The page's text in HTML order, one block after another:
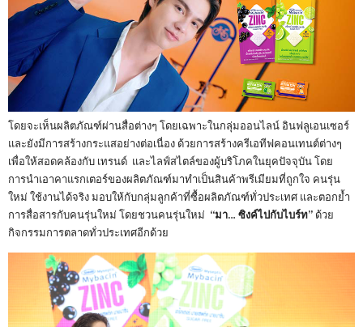
โดยจะเห็นผลิตภัณฑ์ผ่านสื่อต่างๆ โดยเฉพาะในกลุ่มออนไลน์ อินฟลูเอนเซอร์
และยังมีการสร้างกระแสอย่างต่อเนื่อง ด้วยการสร้างครีเอทีฟคอนเทนต์ต่างๆ
เพื่อให้สอดคล้องกับ เทรนด์ และไลฟ์สไตล์ของผู้บริโภคในยุคปัจจุบัน โดย
การนำเอาคาแรกเตอร์ของผลิตภัณฑ์มาทำเป็นสินค้าพรีเมียมที่ถูกใจ คนรุ่น
ใหม่ ใช้งานได้จริง มอบให้กับกลุ่มลูกค้าที่ซื้อผลิตภัณฑ์ทั่วประเทศ และตอกย้ำ
การสื่อสารกับคนรุ่นใหม่ โดยชวนคนรุ่นใหม่ “มา… ซิงค์ไปกับไบร์ท” ด้วย
กิจกรรมการตลาดทั่วประเทศอีกด้วย